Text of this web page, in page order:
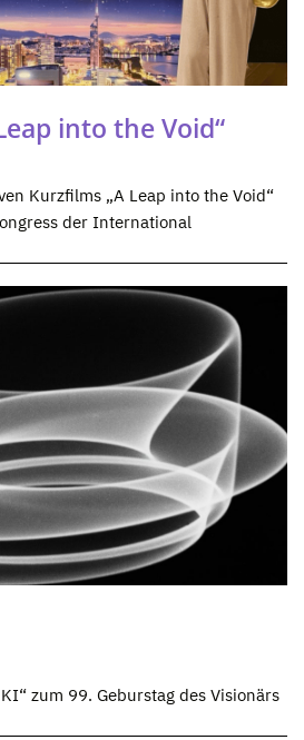
into the Void“
Kurzfilms „A Leap into the Void“
der International
zum 99. Geburstag des Visionärs